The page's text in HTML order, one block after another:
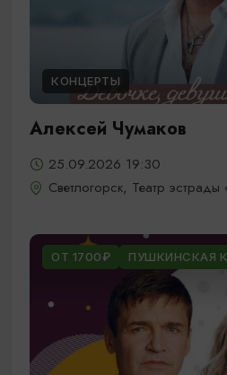
КОНЦЕРТЫ
Алексей Чумаков
25.09.2026 19:30
Светлогорск, Театр эстрады
ОТ 1700₽ ПУШКИНСКАЯ